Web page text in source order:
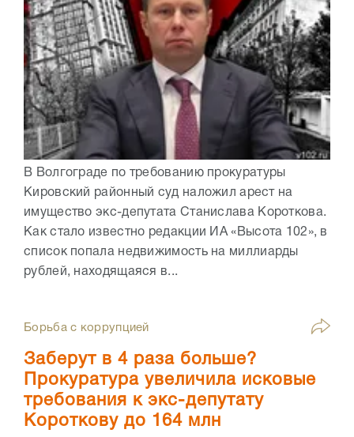
В Волгограде по требованию прокуратуры
Кировский районный суд наложил арест на
имущество экс-депутата Станислава Короткова.
Как стало известно редакции ИА «Высота 102», в
список попала недвижимость на миллиарды
рублей, находящаяся в...
Борьба с коррупцией
Заберут в 4 раза больше?
Прокуратура увеличила исковые
требования к экс-депутату
Короткову до 164 млн